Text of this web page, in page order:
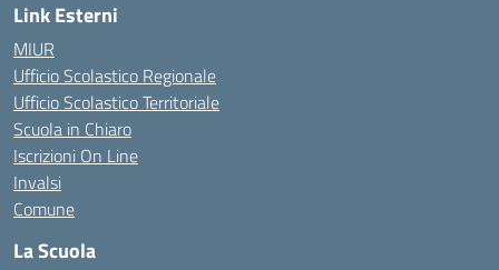
Link Esterni
MIUR
Ufficio Scolastico Regionale
Ufficio Scolastico Territoriale
Scuola in Chiaro
Iscrizioni On Line
Invalsi
Comune
La Scuola